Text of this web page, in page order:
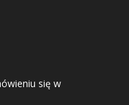
się w